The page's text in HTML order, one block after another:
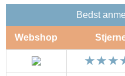
Bedst
Webshop